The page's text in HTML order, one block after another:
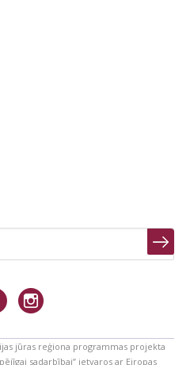
jūras reģiona programmas projekta
sadarbībai” ietvaros ar Eiropas